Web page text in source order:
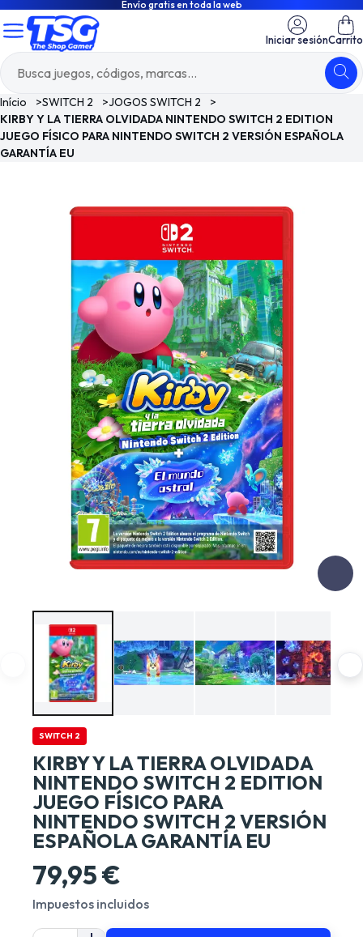
Envío gratis en toda la web
Iniciar sesiónCarrito
Início >SWITCH 2 >JOGOS SWITCH 2
>
KIRBY Y LA TIERRA OLVIDADA NINTENDO SWITCH 2 EDITION
JUEGO FÍSICO PARA NINTENDO SWITCH 2 VERSIÓN ESPAÑOLA
GARANTÍA EU
SWITCH 2
KIRBY Y LA TIERRA OLVIDADA
NINTENDO SWITCH 2 EDITION
JUEGO FÍSICO PARA
NINTENDO SWITCH 2 VERSIÓN
ESPAÑOLA GARANTÍA EU
79,95 €
Impuestos incluidos